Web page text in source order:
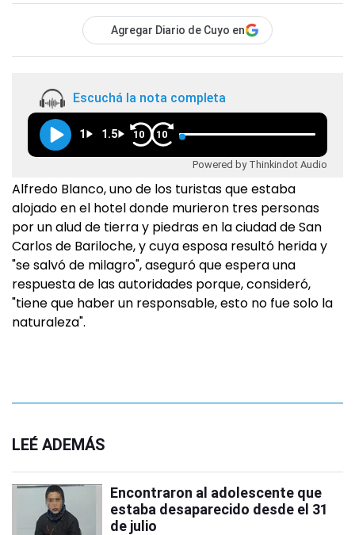
Agregar Diario de Cuyo en
Escuchá la nota completa
1 1.5 10 10
Powered by Thinkindot Audio
Alfredo Blanco, uno de los turistas que estaba
alojado en el hotel donde murieron tres personas
por un alud de tierra y piedras en la ciudad de San
Carlos de Bariloche, y cuya esposa resultó herida y
"se salvó de milagro", aseguró que espera una
respuesta de las autoridades porque, consideró,
"tiene que haber un responsable, esto no fue solo la
naturaleza".
LEÉ ADEMÁS
Encontraron al adolescente que
estaba desaparecido desde el 31
de julio